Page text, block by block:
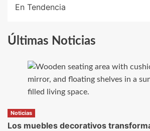
En Tendencia
Últimas Noticias
Noticias
Los muebles decorativos